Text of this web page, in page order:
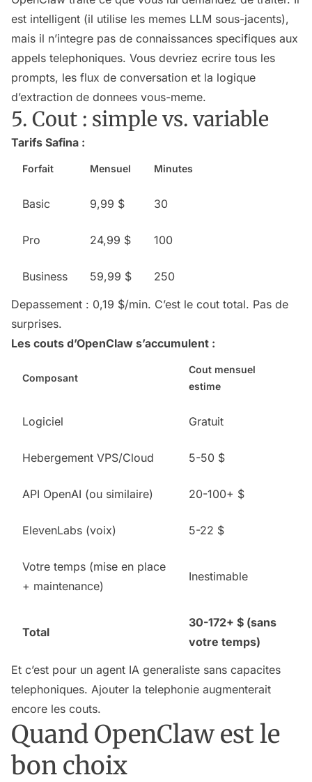
est intelligent (il utilise les memes LLM sous-jacents),
mais il n’integre pas de connaissances specifiques aux
appels telephoniques. Vous devriez ecrire tous les
prompts, les flux de conversation et la logique
d’extraction de donnees vous-meme.
5. Cout : simple vs. variable
Tarifs Safina :
Forfait Mensuel Minutes
Basic 9,99 $ 30
Pro 24,99 $ 100
Business 59,99 $
250
Depassement : 0,19 $/min. C’est le cout total. Pas de
surprises.
Les couts d’OpenClaw s’accumulent :
Composant
Cout mensuel
estime
Logiciel Gratuit
Hebergement VPS/Cloud 5-50 $
API OpenAI (ou similaire) 20-100+ $
ElevenLabs (voix) 5-22 $
Votre temps (mise en place
+ maintenance)
Inestimable
Total
30-172+ $ (sans
votre temps)
Et c’est pour un agent IA generaliste sans capacites
telephoniques. Ajouter la telephonie augmenterait
encore les couts.
Quand OpenClaw est le
bon choix